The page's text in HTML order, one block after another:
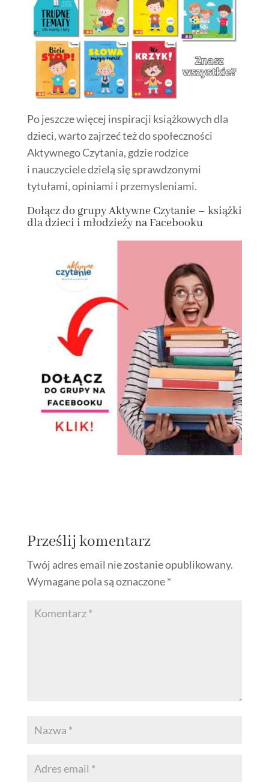
Po jeszcze więcej inspiracji książkowych dla
dzieci, warto zajrzeć też do społeczności
Aktywnego Czytania, gdzie rodzice
i nauczyciele dzielą się sprawdzonymi
tytułami, opiniami i przemysleniami.
Dołączdo grupyAktywne Czytanie – książki
dla dzieci i młodzieży na Facebooku
Prześlij komentarz
Twój adres email nie zostanie opublikowany.
Wymagane pola są oznaczone*